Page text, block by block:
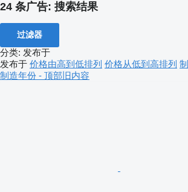
24 条广告: 搜索结果
过滤器
分类: 发布于
发布于 价格由高到低排列 价格从低到高排列
制造年份 - 顶部旧内容